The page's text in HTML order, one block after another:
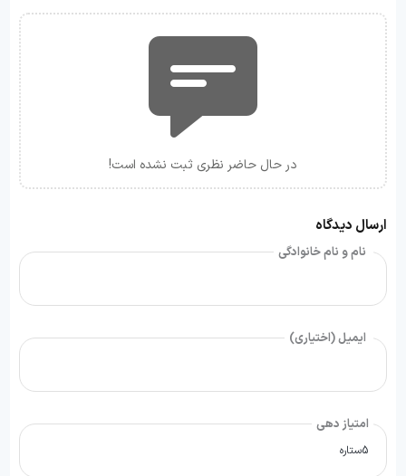
در حال حاضر نظری ثبت نشده است!
ارسال دیدگاه
نام و نام خانوادگی
ایمیل (اختیاری)
امتیاز دهی